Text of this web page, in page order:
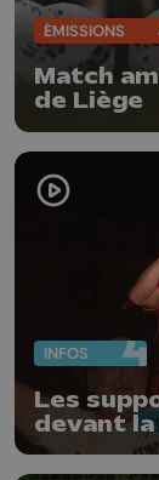
ÉMISSIONS
Match
de Liège
INFOS
Les
devant la
Rouges